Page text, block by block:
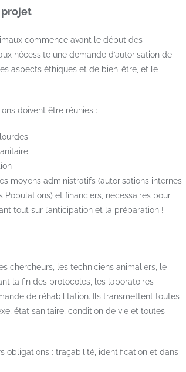
projet
commence avant le début des
nécessite une demande d’autorisation de
aspects éthiques et de bien-être, et le
doivent être réunies :
moyens administratifs (autorisations internes
et financiers, nécessaires pour
tout sur l’anticipation et la préparation !
chercheurs, les techniciens animaliers, le
la fin des protocoles, les laboratoires
de réhabilitation. Ils transmettent toutes
état sanitaire, condition de vie et toutes
obligations : traçabilité, identification et dans